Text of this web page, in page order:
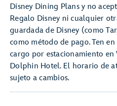
Disney Dining Plans y no
Regalo Disney ni cualquier
guardada de Disney (como
como método de pago. Ten
cargo por estacionamiento en
Dolphin Hotel. El horario de
sujeto a cambios.